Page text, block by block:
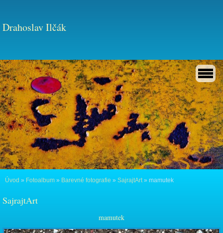
Drahoslav Ilčák
Úvod » Fotoalbum » Barevné fotografie » SajrajtArt» mamutek
SajrajtArt
mamutek